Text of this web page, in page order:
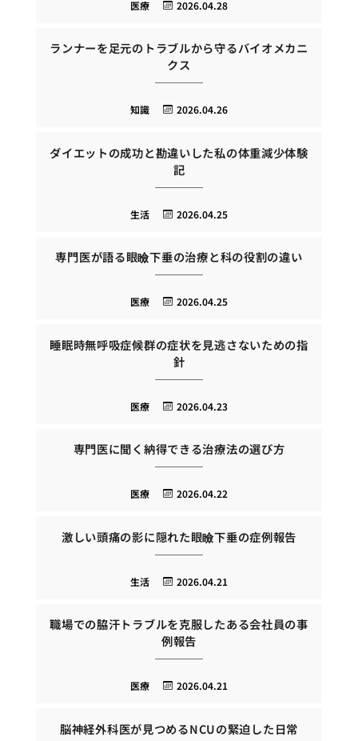
2026.04.28
医療
ランナーを足元のトラブルから守るバイオメカニ
クス
2026.04.26
知識
ダイエットの成功と勘違いした私の体重減少体験
記
2026.04.25
生活
専門医が語る眼瞼下垂の治療と科の役割の違い
2026.04.25
医療
睡眠時無呼吸症候群の症状を見逃さないための指
針
2026.04.23
医療
専門医に聞く納得できる治療法の選び方
2026.04.22
医療
激しい頭痛の影に隠れた眼瞼下垂の症例報告
2026.04.21
生活
職場での脇汗トラブルを克服したある会社員の事
例報告
2026.04.21
医療
脳神経外科医が見つめるNCUの緊迫した日常